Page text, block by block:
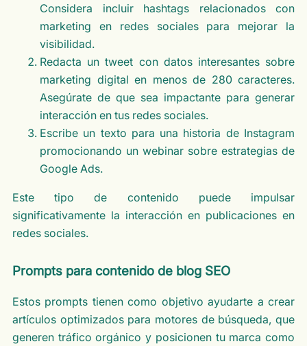
Considera incluir hashtags relacionados con
marketing en redes sociales para mejorar la
visibilidad.
Redacta un tweet con datos interesantes sobre
marketing digital en menos de 280 caracteres.
Asegúrate de que sea impactante para generar
interacción en tus redes sociales.
Escribe un texto para una historia de Instagram
promocionando un webinar sobre estrategias de
Google Ads.
Este tipo de contenido puede impulsar
significativamente la interacción en publicaciones en
redes sociales.
Prompts para contenido de blog SEO
Estos prompts tienen como objetivo ayudarte a crear
artículos optimizados para motores de búsqueda, que
generen tráfico orgánico y posicionen tu marca como